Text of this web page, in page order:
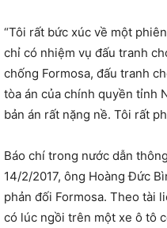
“Tôi rất bức xúc về một
chỉ có nhiệm vụ đấu tranh
chống Formosa, đấu tranh
tòa án của chính quyền tỉnh
bản án rất nặng nề. Tôi rất
Báo chí trong nước dẫn
14/2/2017, ông Hoàng Đức
phản đối Formosa. Theo tài
có lúc ngồi trên một xe ô tô